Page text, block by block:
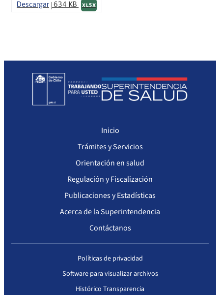
Descargar 634 KB XLSX
Inicio
Trámites y Servicios
Orientación en salud
Regulación y Fiscalización
Publicaciones y Estadísticas
Acerca de la Superintendencia
Contáctanos
Políticas de privacidad
Software para visualizar archivos
Histórico Transparencia